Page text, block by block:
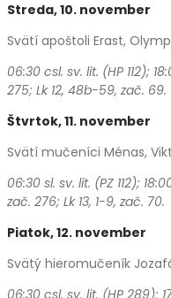
Streda, 10. november
Svätí apoštoli Erast,
06:30 csl. sv. lit. (HP 112);
275; Lk 12, 48b-59, zač. 69.
Štvrtok, 11. november
Svätí mučeníci Ménas,
06:30 sl. sv. lit. (PZ 112);
zač. 276; Lk 13, 1-9, zač. 70.
Piatok, 12. november
Svätý hieromučeník